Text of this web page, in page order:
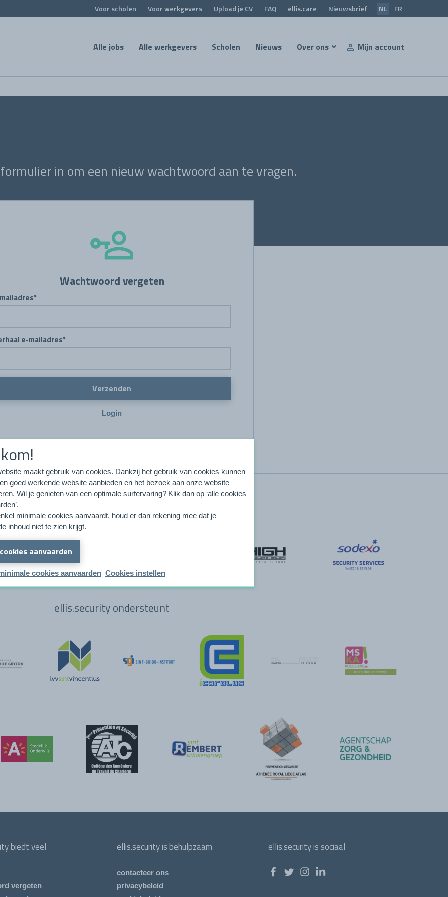
Voor scholen Voor werkgevers Upload je CV FAQ ellis.care Nieuwsbrief NL FR
Alle jobs Alle werkgevers Scholen Nieuws Over ons Mijn account
in om een nieuw wachtwoord aan te vragen.
Wachtwoord vergeten
e-mailadres*
Verzenden
Login
ellis.security heeft waardevolle partners
ellis.security ondersteunt
biedt veel
vergeten
ellis.security is behulpzaam
contacteer ons
privacybeleid
ellis.security is sociaal
Volg ons op
Facebook
Twitter Instagram
LinkedIn
maakt gebruik van cookies. Dankzij het gebruik van cookies kunnen
goed werkende website aanbieden en het bezoek aan onze website
Wil je genieten van een optimale surfervaring? Klik dan op ‘alle cookies
minimale cookies aanvaardt, houd er dan rekening mee dat je
inhoud niet te zien krijgt.
aanvaarden
cookies aanvaarden Cookies instellen